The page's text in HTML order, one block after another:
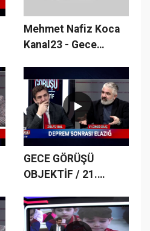
Mehmet Nafiz Koca
Kanal23 - Gece
Deprem Afet Konulu
program
GECE GÖRÜŞÜ
OBJEKTİF / 21.